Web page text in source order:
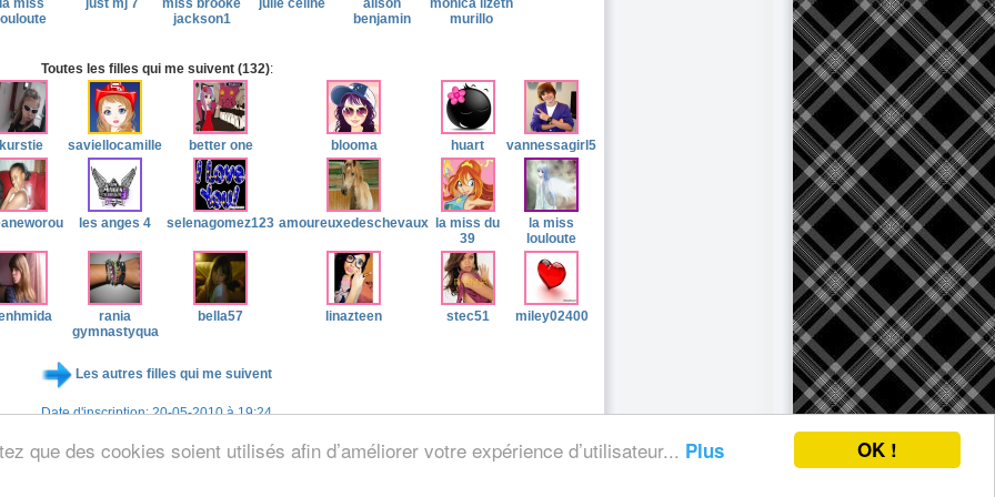
OK !
que des cookies soient utilisés afin d’améliorer votre expérience d’utilisateur... Plus
la miss
louloute
just mj 7
miss brooke
jackson1
julie celine
alison
benjamin
monica lizeth
murillo
Toutes les filles qui me suivent (132):
kurstie saviellocamille better one blooma huart vannessagirl5
les anges 4 selenagomez123 amoureuxedeschevaux
la miss du
39
la miss
louloute
rania
gymnastyqua
bella57 linazteen stec51 miley02400
Les autres filles qui me suivent
Date d'inscription: 20-05-2010 à 19:24
murilloa été vue la dernière fois sur le site le 28-04-2012 à 13:28.